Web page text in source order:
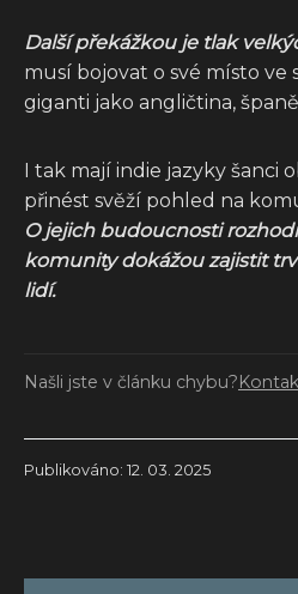
Další překážkou je tlak
musí bojovat o své místo ve
giganti jako angličtina,
I tak mají indie jazyky šanci
přinést svěží pohled na
O jejich budoucnosti
komunity dokážou zajistit
lidí.
Našli jste v článku chybu?
Publikováno: 12. 03. 2025